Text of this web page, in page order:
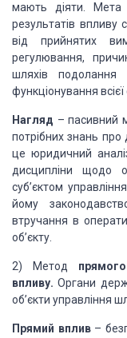
мають діяти. Мета
результатів впливу
від прийнятих
регулювання,
шляхів
функціонування всієї
Нагляд – пасивний
потрібних знань про
це юридичний
дисципліни щодо
суб’єктом
йому
втручання в
об’єкту.
2) Метод
впливу. Органи
об’єкти управління
Прямий вплив–